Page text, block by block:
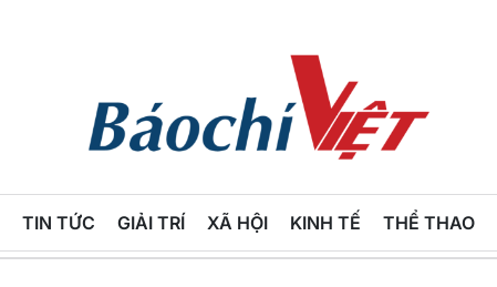
Chí
Việt
TIN TỨC GIẢI TRÍ XÃ HỘI KINH TẾ THỂ THAO